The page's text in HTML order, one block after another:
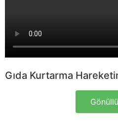
Gıda Kurtarma